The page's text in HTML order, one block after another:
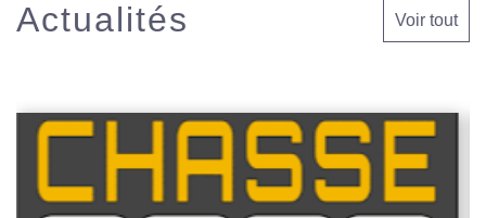
Actualités Voir tout